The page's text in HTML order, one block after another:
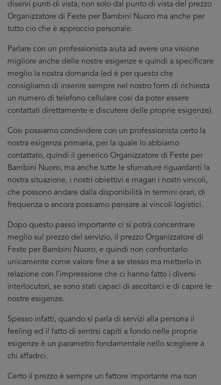
diservi punti di vista, non solo dal punto di vista del prezzo
Organizzatore di Feste per Bambini Nuoro ma anche per
tutto cio che è approccio personale.
Parlare con un professionista aiuta ad avere una visione
migliore anche delle nostre esigenze e quindi a specificare
meglio la nostra domanda (ed è per questo che
consigliamo di inserire sempre nel nostro form di richiesta
un numero di telefono cellulare cosi da poter essere
contattati direttamente e discutere delle proprie esigenze).
Cosi possiamo condividere con un professionista certo la
nostra esigenza primaria, per la quale lo abbiamo
contattato, quindi il generico Organizzatore di Feste per
Bambini Nuoro, ma anche tutte le sfumature riguardanti la
nostra situazione, i nostri obiettivi e magari i nostri vincoli,
che possono andare dalla disponibilità in termini orari, di
frequenza o ancora possiamo pensare ai vincoli logistici.
Dopo questo passo importante ci si potrà concentrare
meglio sul prezzo del servizio, il prezzo Organizzatore di
Feste per Bambini Nuoro, e quindi non confrontarlo
unicamente come valore fine a se stesso ma metterlo in
relazione con l’impressione che ci hanno fatto i diversi
interlocutori, se sono stati capaci di ascoltarci e di capire le
nostre esigenze.
Spesso infatti, quando si parla di servizi alla persona il
feeling ed il fatto di sentrsi capiti a fondo nelle proprie
esigenze è un parametro fondamentale nello scegliere a
chi affadrci.
Certo il prezzo è sempre un fattore importante ma non